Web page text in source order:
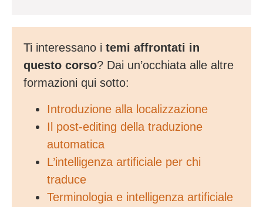
Ti interessano i temi affrontati in
questo corso? Dai un’occhiata alle altre
formazioni qui sotto:
Introduzione alla localizzazione
Il post-editing della traduzione
automatica
L’intelligenza artificiale per chi
traduce
Terminologia e intelligenza artificiale